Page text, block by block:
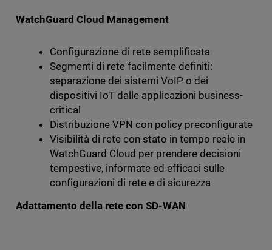
WatchGuard Cloud Management
Configurazione di rete semplificata
Segmenti di rete facilmente definiti:
separazione dei sistemi VoIP o dei
dispositivi IoT dalle applicazioni business-
critical
Distribuzione VPN con policy preconfigurate
Visibilità di rete con stato in tempo reale in
WatchGuard Cloud per prendere decisioni
tempestive, informate ed efficaci sulle
configurazioni di rete e di sicurezza
Adattamento della rete con SD-WAN